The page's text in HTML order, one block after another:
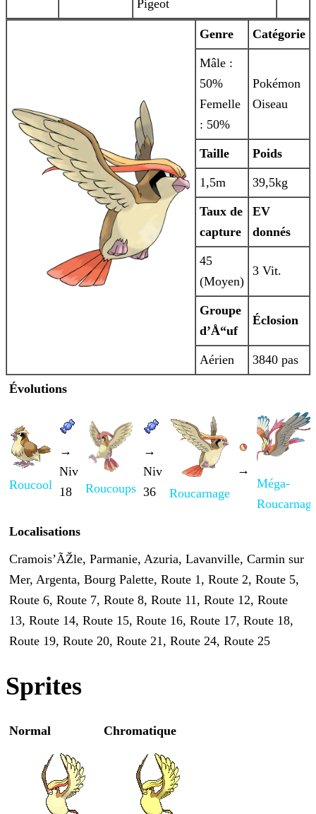
Pigeot
Genre Catégorie
Mâle :
50%
Femelle
: 50%
Pokémon
Oiseau
Taille Poids
1,5m 39,5kg
Taux de
capture
EV
donnés
45
(Moyen)
3 Vit.
Groupe
d’Å“uf
Éclosion
Aérien 3840 pas
Évolutions
Roucool
→
Niv
18
Roucoups
→
Niv
36
Roucarnage
→
Méga-
Localisations
Cramois’ÃŽle, Parmanie, Azuria, Lavanville, Carmin sur
Mer, Argenta, Bourg Palette, Route 1, Route 2, Route 5,
Route 6, Route 7, Route 8, Route 11, Route 12, Route
13, Route 14, Route 15, Route 16, Route 17, Route 18,
Route 19, Route 20, Route 21, Route 24, Route 25
Sprites
Normal Chromatique